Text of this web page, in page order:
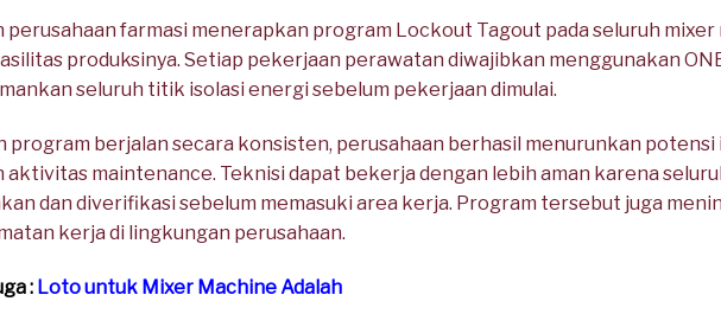
perusahaan farmasi menerapkan program Lockout Tagout pada seluruh mixer
produksinya. Setiap pekerjaan perawatan diwajibkan menggunakan
seluruh titik isolasi energi sebelum pekerjaan dimulai.
program berjalan secara konsisten, perusahaan berhasil menurunkan
aktivitas maintenance. Teknisi dapat bekerja dengan lebih aman karena
dan diverifikasi sebelum memasuki area kerja. Program tersebut juga
kerja di lingkungan perusahaan.
: Loto untuk Mixer Machine Adalah